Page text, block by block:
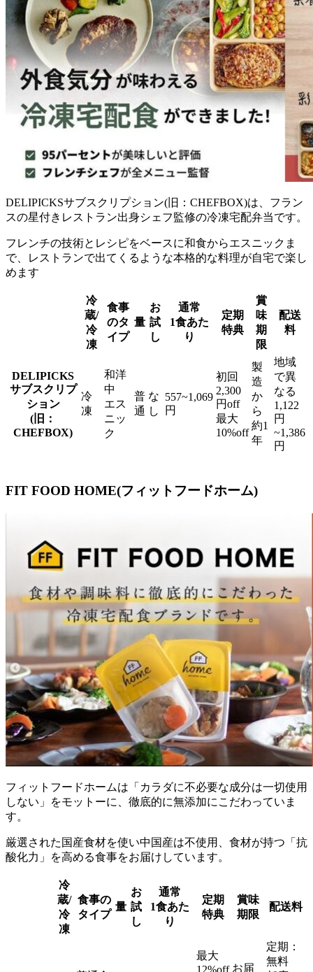
DELIPICKSサブスクリプション(旧：CHEFBOX)は、フラン
スの星付きレストラン出身シェフ監修の冷凍宅配弁当です。
フレンチの技術とレシピをベースに和食からエスニックま
で、レストランで出てくるような本格的な料理が自宅で楽し
めます
冷
蔵/
冷
凍
食事
のタ
イプ
量
お
試
し
通常
1食あた
り
定期
特典
賞
味
期
限
配送
料
DELIPICKS
サブスクリプ
ション
(旧：
CHEFBOX)
冷
凍
和洋
中
エス
ニッ
ク
普
通
な
し
557~1,069
円
初回
2,300
円off
最大
10%off
製
造
か
ら
約1
年
地域
で異
なる
1,122
円
~1,386
円
FIT FOOD HOME(フィットフードホーム)
フィットフードホームは「カラダに不必要な成分は一切使用
しない」をモットーに、徹底的に無添加にこだわっていま
す。
厳選された国産食材を使い中国産は不使用、食材が持つ「抗
酸化力」を高める食事をお届けしています。
冷
蔵/
冷
凍
食事の
タイプ
量
お
試
し
通常
1食あた
り
定期
特典
賞味
期限
配送料
最大
12%off お届
定期：
無料